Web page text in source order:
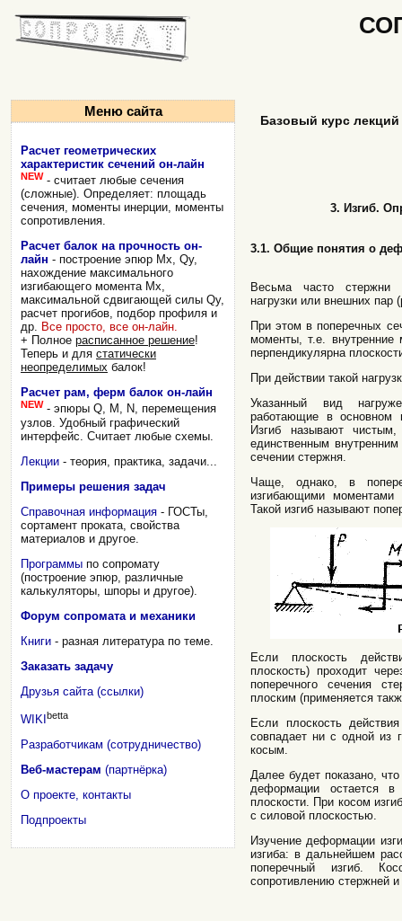
Меню сайта
Расчет геометрических
характеристик сечений он-лайн
NEW - считает любые сечения
(сложные). Определяет: площадь
сечения, моменты инерции, моменты
сопротивления.
Расчет балок на прочность он-
лайн - построение эпюр Mx, Qy,
нахождение максимального
изгибающего момента Mx,
максимальной сдвигающей силы Qy,
расчет прогибов, подбор профиля и
др. Все просто, все он-лайн.
+ Полное расписанное решение!
Теперь и для статически
неопределимых балок!
Расчет рам, ферм балок он-лайн
NEW - эпюры Q, M, N, перемещения
узлов. Удобный графический
интерфейс. Считает любые схемы.
Лекции - теория, практика, задачи...
Примеры решения задач
Справочная информация - ГОСТы,
сортамент проката, свойства
материалов и другое.
Программы по сопромату
(построение эпюр, различные
калькуляторы, шпоры и другое).
Форум сопромата и механики
Книги - разная литература по теме.
Заказать задачу
Друзья сайта (ссылки)
WIKI betta
Разработчикам (сотрудничество)
Веб-мастерам (партнёрка)
О проекте, контакты
Подпроекты
Базовый курс лекций
3. Изгиб.
3.1. Общие понятия о
Весьма часто стержни
нагрузки или внешних пар
При этом в поперечных
моменты, т.е. внутренние
перпендикулярна
При действии такой
Указанный вид
работающие в основном
Изгиб называют
единственным
сечении стержня.
Чаще, однако, в
изгибающими
Такой изгиб называют
Если плоскость
плоскость) проходит
поперечного сечения
плоским (применяется
Если плоскость
совпадает ни с одной из
косым.
Далее будет показано,
деформации остается
плоскости. При косом
с силовой плоскостью.
Изучение деформации
изгиба: в дальнейшем
поперечный изгиб.
сопротивлению стержней